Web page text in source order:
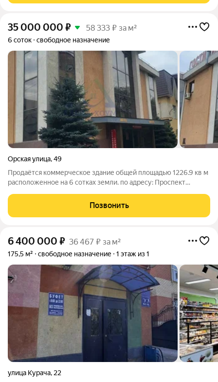
35 000 000 ₽ 58 333 ₽ за м²
6 соток свободное назначение
Орская улица,49
Продаётся коммерческое здание общей площадью 1226.9 кв м
расположенное на 6 сотках земли. по адресу: Проспект
подъездные пути: Проспект Победы, Терешковой, Орская. Все
коммуникации центральные :
Позвонить
6 400 000 ₽ 36 467 ₽ за м²
175,5 м² свободное назначение 1 этаж из 1
улица Курача, 22